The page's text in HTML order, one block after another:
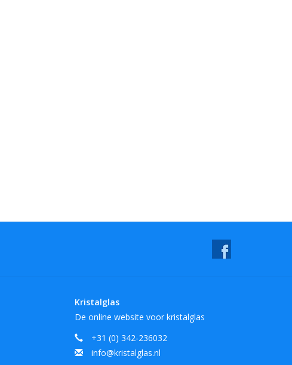
Kristalglas
De online website voor kristalglas
+31 (0) 342-236032
info@kristalglas.nl